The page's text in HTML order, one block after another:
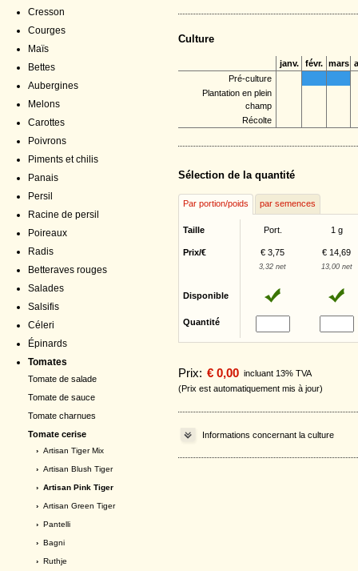
Cresson
Courges
Maïs
Bettes
Aubergines
Melons
Carottes
Poivrons
Piments et chilis
Panais
Persil
Racine de persil
Poireaux
Radis
Betteraves rouges
Salades
Salsifis
Céleri
Épinards
Tomates
Tomate de salade
Tomate de sauce
Tomate charnues
Tomate cerise
› Artisan Tiger Mix
› Artisan Blush Tiger
› Artisan Pink Tiger
› Artisan Green Tiger
› Pantelli
› Bagni
› Ruthje
Culture
janv. févr. mars
Pré-culture
Plantation en plein
champ
Récolte
Sélection de la quantité
Par portion/poids par semences
Taille Port. 1 g
Prix/€ € 3,75 € 14,69
3,32 net 13,00 net
Disponible
Quantité
Prix: € 0,00 incluant 13% TVA
(Prix est automatiquement mis à jour)
Informations concernant la culture